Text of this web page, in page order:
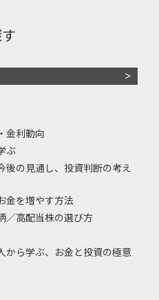
金利動向
ぶ
後の見通し、投資判断の考え
金を増やす方法
／高配当株の選び方
から学ぶ、お金と投資の極意